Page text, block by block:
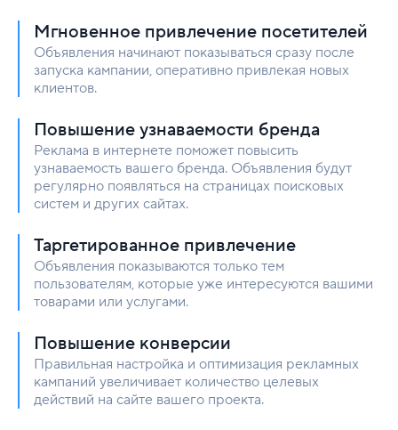
Мгновенное привлечение посетителей
Объявления начинают показываться сразу после
запуска кампании, оперативно привлекая новых
клиентов.
Повышение узнаваемости бренда
Реклама в интернете поможет повысить
узнаваемость вашего бренда. Объявления будут
регулярно появляться на страницах поисковых
систем и других сайтах.
Таргетированное привлечение
Объявления показываются только тем
пользователям, которые уже интересуются вашими
товарами или услугами.
Повышение конверсии
Правильная настройка и оптимизация рекламных
кампаний увеличивает количество целевых
действий на сайте вашего проекта.